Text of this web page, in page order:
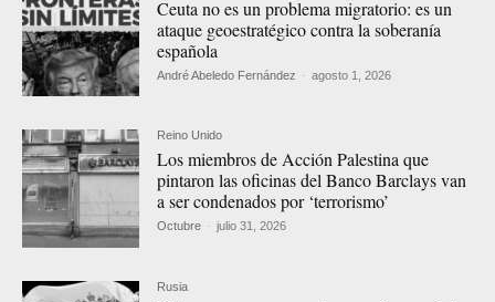
Ceuta no es un problema migratorio: es un
ataque geoestratégico contra la soberanía
española
André Abeledo Fernández - agosto 1, 2026
Reino Unido
Los miembros de Acción Palestina que
pintaron las oficinas del Banco Barclays van
a ser condenados por ‘terrorismo’
Octubre - julio 31, 2026
Rusia